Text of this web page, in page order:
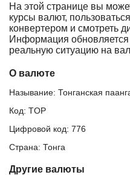
На этой странице вы
курсы валют,
конвертером и смотреть
Информация
реальную ситуацию на
О валюте
Называние: Тонганская
Код: TOP
Цифровой код: 776
Страна: Тонга
Другие валюты